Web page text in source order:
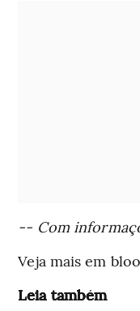
-- Com
Veja mais em
Leia também